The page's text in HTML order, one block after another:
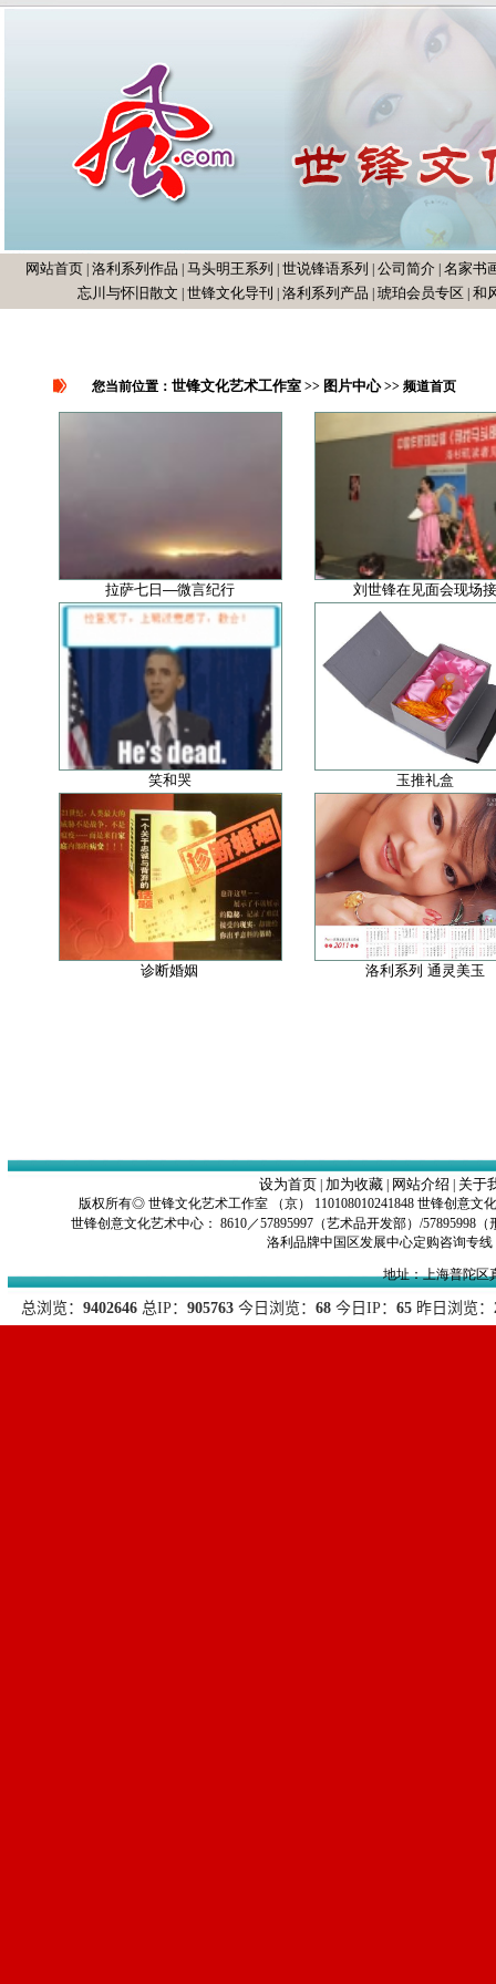
网站首页 洛利系列作品 马头明王系列 世说锋语系列 公司简介 名家书
忘川与怀旧散文 世锋文化导刊 洛利系列产品 琥珀会员专区 和
您当前位置： 世锋文化艺术工作室 >> 图片中心>> 频道首页
拉萨七日—微言纪行 刘世锋在见面会现场
笑和哭 玉推礼盒
诊断婚姻 洛利系列 通灵美玉
设为首页 加为收藏 网站介绍 关于
版权所有◎ 世锋文化艺术工作室 （京） 110108010241848 世锋创意
世锋创意文化艺术中心： 8610／57895997（艺术品开发部）/57895998
洛利品牌中国区发展中心定购咨询专线
地址：上海普陀区